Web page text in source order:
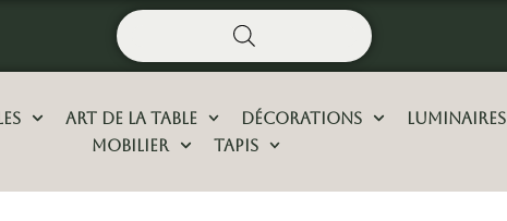
Art De La Table Décorations
Luminaires
Mobilier
Tapis